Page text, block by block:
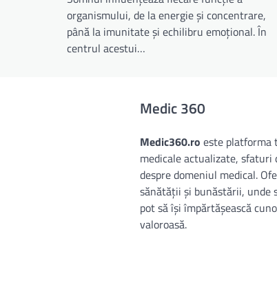
organismului, de la energie și concentrare,
până la imunitate și echilibru emoțional. În
centrul acestui…
Medic 360
Medic360.ro este platforma
medicale actualizate,
despre domeniul medical.
sănătății și bunăstării, unde
pot să își împărtășească
valoroasă.